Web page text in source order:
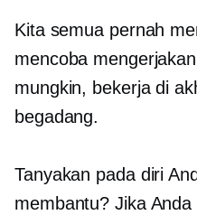
Kita semua pernah
mencoba
mungkin, bekerja di
begadang.
Tanyakan pada diri
membantu? Jika